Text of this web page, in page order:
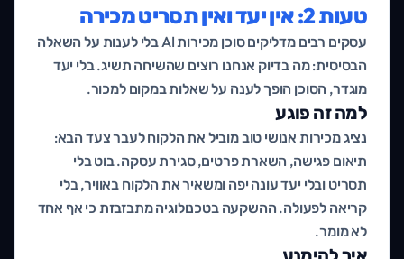
טעות 2: אין יעד ואין תסריט מכירה
עסקים רבים מדליקים סוכן מכירות AI בלי לענות על השאלה
הבסיסית: מה בדיוק אנחנו רוצים שהשיחה תשיג. בלי יעד
מוגדר, הסוכן הופך לענה על שאלות במקום למכור.
למה זה פוגע
נציג מכירות אנושי טוב מוביל את הלקוח לעבר צעד הבא:
תיאום פגישה, השארת פרטים, סגירת עסקה. בוט בלי
תסריט ובלי יעד עונה יפה ומשאיר את הלקוח באוויר, בלי
קריאה לפעולה. ההשקעה בטכנולוגיה מתבזבזת כי אף אחד
לא מומר.
איך להימנע